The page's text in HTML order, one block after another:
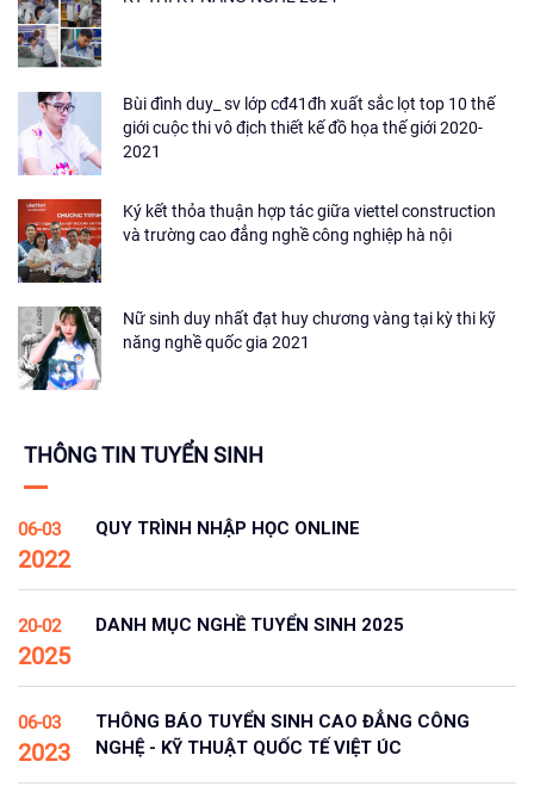
Bùi đình duy_ sv lớp cđ41đh xuất sắc lọt top 10 thế
giới cuộc thi vô địch thiết kế đồ họa thế giới 2020-
2021
Ký kết thỏa thuận hợp tác giữa viettel construction
và trường cao đẳng nghề công nghiệp hà nội
Nữ sinh duy nhất đạt huy chương vàng tại kỳ thi kỹ
năng nghề quốc gia 2021
THÔNG TIN TUYỂN SINH
06-03
2022
QUY TRÌNH NHẬP HỌC ONLINE
20-02
2025
DANH MỤC NGHỀ TUYỂN SINH 2025
06-03
2023
THÔNG BÁO TUYỂN SINH CAO ĐẲNG CÔNG
NGHỆ - KỸ THUẬT QUỐC TẾ VIỆT ÚC